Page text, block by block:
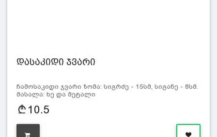
დასაკიდი ჯვარი
ჩამოსაკიდი ჯვარი ზომა: სიგრძე - 15სმ, სიგანე - 8სმ.
მასალა: ხე და მეტალი
10.5